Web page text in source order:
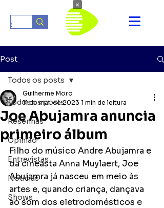
Post
Todos os posts
Resenhas
Opinião
Entrevistas
Notícias
Shows
Todos os posts
Joe Abujamra anuncia
primeiro álbum
Guilherme Moro
11 de mai. de 2023 1 min de leitura
Filho do músico Andre Abujamra e
da cineasta Anna Muylaert, Joe
Abujamra já nasceu em meio às
artes e, quando criança, dançava
ao som dos eletrodomésticos e
×